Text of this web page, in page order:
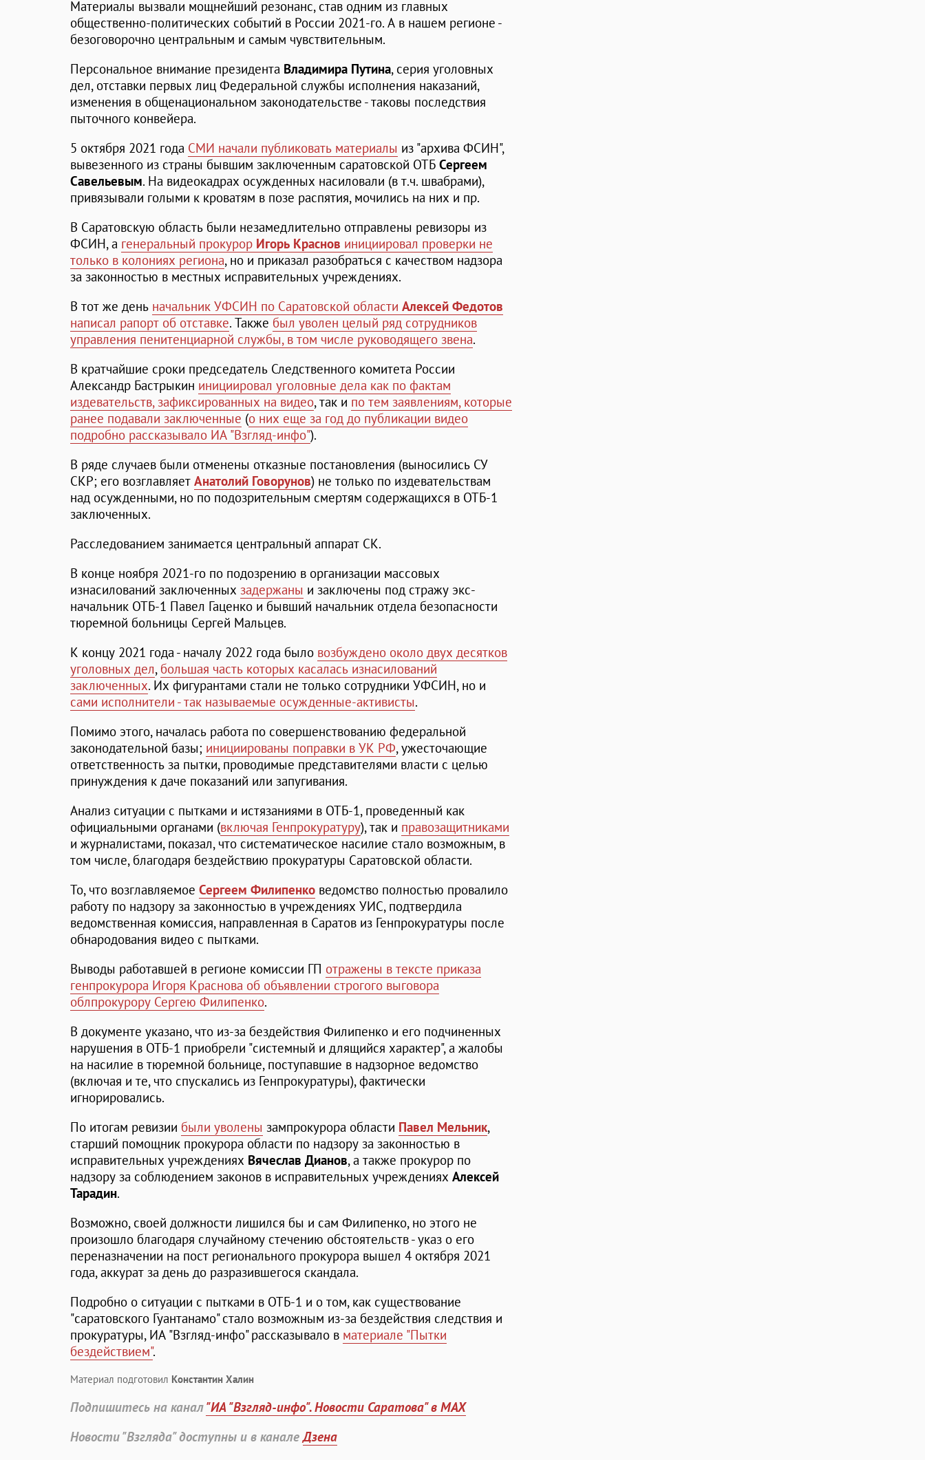
Материалы вызвали мощнейший резонанс, став одним из главных
общественно-политических событий в России 2021-го. А в нашем регионе -
безоговорочно центральным и самым чувствительным.
Персональное внимание президента Владимира Путина, серия уголовных
дел, отставки первых лиц Федеральной службы исполнения наказаний,
изменения в общенациональном законодательстве - таковы последствия
пыточного конвейера.
5 октября 2021 года СМИ начали публиковать материалы из "архива ФСИН",
вывезенного из страны бывшим заключенным саратовской ОТБ Сергеем
Савельевым. На видеокадрах осужденных насиловали (в т.ч. швабрами),
привязывали голыми к кроватям в позе распятия, мочились на них и пр.
В Саратовскую область были незамедлительно отправлены ревизоры из
ФСИН, а генеральный прокурор Игорь Краснов инициировал проверки не
только в колониях региона, но и приказал разобраться с качеством надзора
за законностью в местных исправительных учреждениях.
В тот же день начальник УФСИН по Саратовской области Алексей Федотов
написал рапорт об отставке. Также был уволен целый ряд сотрудников
управления пенитенциарной службы, в том числе руководящего звена.
В кратчайшие сроки председатель Следственного комитета России
Александр Бастрыкин инициировал уголовные дела как по фактам
издевательств, зафиксированных на видео, так и по тем заявлениям, которые
ранее подавали заключенные (о них еще за год до публикации видео
подробно рассказывало ИА "Взгляд-инфо").
В ряде случаев были отменены отказные постановления (выносились СУ
СКР; его возглавляет Анатолий Говорунов) не только по издевательствам
над осужденными, но по подозрительным смертям содержащихся в ОТБ-1
заключенных.
Расследованием занимается центральный аппарат СК.
В конце ноября 2021-го по подозрению в организации массовых
изнасилований заключенных задержаны и заключены под стражу экс-
начальник ОТБ-1 Павел Гаценко и бывший начальник отдела безопасности
тюремной больницы Сергей Мальцев.
К концу 2021 года - началу 2022 года было возбуждено около двух десятков
уголовных дел, большая часть которых касалась изнасилований
заключенных. Их фигурантами стали не только сотрудники УФСИН, но и
сами исполнители - так называемые осужденные-активисты.
Помимо этого, началась работа по совершенствованию федеральной
законодательной базы; инициированы поправки в УК РФ, ужесточающие
ответственность за пытки, проводимые представителями власти с целью
принуждения к даче показаний или запугивания.
Анализ ситуации с пытками и истязаниями в ОТБ-1, проведенный как
официальными органами (включая Генпрокуратуру), так и правозащитниками
и журналистами, показал, что систематическое насилие стало возможным, в
том числе, благодаря бездействию прокуратуры Саратовской области.
То, что возглавляемое Сергеем Филипенко ведомство полностью провалило
работу по надзору за законностью в учреждениях УИС, подтвердила
ведомственная комиссия, направленная в Саратов из Генпрокуратуры после
обнародования видео с пытками.
Выводы работавшей в регионе комиссии ГП отражены в тексте приказа
генпрокурора Игоря Краснова об объявлении строгого выговора
облпрокурору Сергею Филипенко.
В документе указано, что из-за бездействия Филипенко и его подчиненных
нарушения в ОТБ-1 приобрели "системный и длящийся характер", а жалобы
на насилие в тюремной больнице, поступавшие в надзорное ведомство
(включая и те, что спускались из Генпрокуратуры), фактически
игнорировались.
По итогам ревизии были уволены зампрокурора области Павел Мельник,
старший помощник прокурора области по надзору за законностью в
исправительных учреждениях Вячеслав Дианов, а также прокурор по
надзору за соблюдением законов в исправительных учреждениях Алексей
Тарадин.
Возможно, своей должности лишился бы и сам Филипенко, но этого не
произошло благодаря случайному стечению обстоятельств - указ о его
переназначении на пост регионального прокурора вышел 4 октября 2021
года, аккурат за день до разразившегося скандала.
Подробно о ситуации с пытками в ОТБ-1 и о том, как существование
"саратовского Гуантанамо" стало возможным из-за бездействия следствия и
прокуратуры, ИА "Взгляд-инфо" рассказывало в материале "Пытки
бездействием".
Материал подготовил Константин Халин
Подпишитесь на канал"ИА "Взгляд-инфо". Новости Саратова" в MAX
Новости "Взгляда" доступны и в каналеДзена